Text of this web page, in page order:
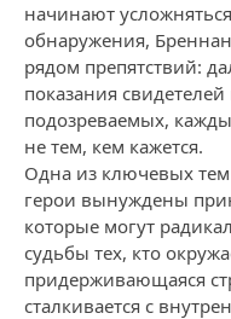
начинают
обнаружения,
рядом препятствий:
показания
подозреваемых,
не тем, кем кажется.
Одна из ключевых
герои вынуждены
которые могут
судьбы тех, кто
придерживающаяся
сталкивается с